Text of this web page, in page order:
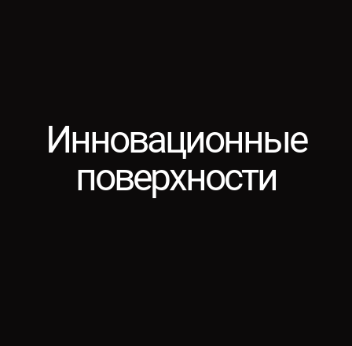
Инновационные
поверхности